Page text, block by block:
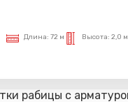
Длина: 72 м Высота: 2,0 м